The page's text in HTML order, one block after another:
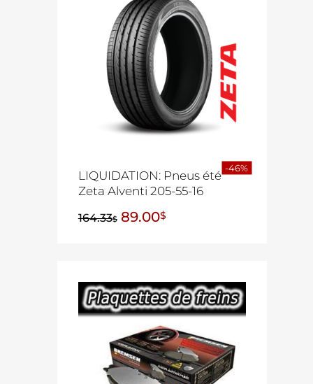
LIQUIDATION: Pneus été
Zeta Alventi 205-55-16
164.33$ 89.00$
-46%